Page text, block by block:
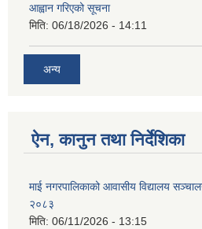
आह्वान गरिएको सूचना
मिति: 06/18/2026 - 14:11
अन्य
ऐन, कानुन तथा निर्देशिका
माई नगरपालिकाको आवासीय विद्यालय
२०८३
मिति: 06/11/2026 - 13:15